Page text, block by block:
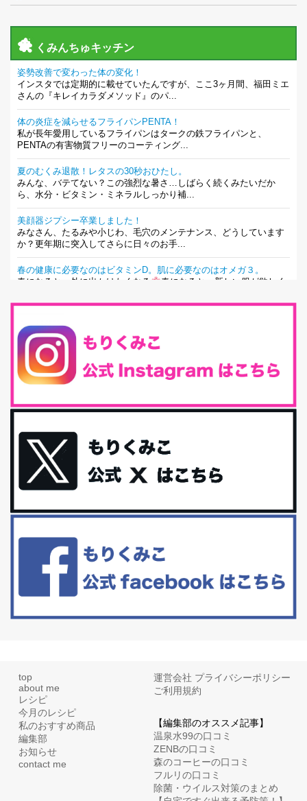
くみんちゅキッチン
姿勢改善で変わった体の変化！
インスタでは定期的に載せていたんですが、ここ3ヶ月間、福田ミエ
さんの『キレイカラダメソッド』のパ...
体の炎症を減らせるフライパンPENTA！
私が長年愛用しているフライパンはタークの鉄フライパンと、
PENTAの有害物質フリーのコーティング...
夏のむくみ退散！レタスの30秒おひたし。
みんな、バテてない？この強烈な暑さ…しばらく続くみたいだか
ら、水分・ビタミン・ミネラルしっかり補...
美顔器ジプシー卒業しました！
みなさん、たるみや小じわ、毛穴のメンテナンス、どうしています
か？更年期に突入してさらに日々のお手...
春の健康に必要なのはビタミンD。肌に必要なのはオメガ３。
春になると、外に出かけたくなる
春になると、新しい服が欲しく
最近、グラノーラ迷子になっていた私です。が、と〜〜〜っても美
味しくて栄養たっぷりのグラノーラを発...
腸活は「食事」だけだと思っていませんか？私の腸活完全版！
腸内環境を整えることは、健康維持の中でいっちばん大事！だと私
最近お風呂上がりの炭酸水をシリカシリカにしているんだけど確か
に髪と爪が丈夫になった気がする。炭酸...
体に優しい、私のふるさと納税５選。
今回は、最近毎回定期的に購入している「楽天ふるさと納税」の返
礼品トップ５を紹介します。今までいろ...
更年期を穏やかに乗りきるために今できる５つのこと。
といった更年期症状はまだ...
top
about me
レシピ
今月のレシピ
私のおすすめ商品
編集部
お知らせ
contact me
運営会社 プライバシーポリシー
ご利用規約
【編集部のオススメ記事】
温泉水99の口コミ
ZENBの口コミ
森のコーヒーの口コミ
フルリの口コミ
除菌・ウイルス対策のまとめ